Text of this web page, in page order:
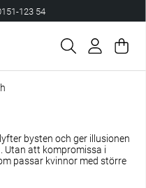
123 54
.
bysten och ger illusionen
Utan att kompromissa i
passar kvinnor med större